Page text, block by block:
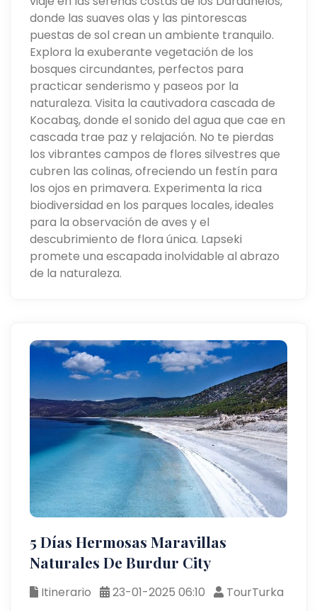
donde las suaves olas y las pintorescas
puestas de sol crean un ambiente tranquilo.
Explora la exuberante vegetación de los
bosques circundantes, perfectos para
practicar senderismo y paseos por la
naturaleza. Visita la cautivadora cascada de
Kocabaş, donde el sonido del agua que cae en
cascada trae paz y relajación. No te pierdas
los vibrantes campos de flores silvestres que
cubren las colinas, ofreciendo un festín para
los ojos en primavera. Experimenta la rica
biodiversidad en los parques locales, ideales
para la observación de aves y el
descubrimiento de flora única. Lapseki
promete una escapada inolvidable al abrazo
de la naturaleza.
5 Días Hermosas Maravillas
Naturales De Burdur City
Itinerario 23-01-2025 06:10
TourTurka